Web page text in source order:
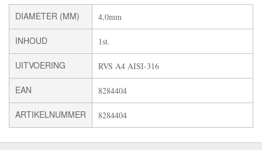
DIAMETER (MM) 4,0mm
INHOUD 1st.
UITVOERING RVS A4 AISI-316
EAN 8284404
ARTIKELNUMMER 8284404